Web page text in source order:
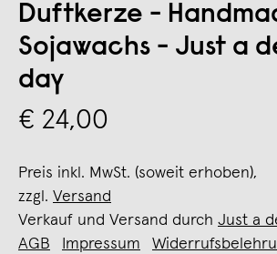
Duftkerze -
Sojawachs - Just a
day
€ 24,00
Preis inkl. MwSt. (soweit erhoben),
zzgl. Versand
Verkauf und Versand durch Just a
AGB
Impressum